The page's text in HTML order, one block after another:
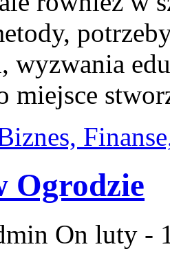
wyzwania
miejsce
Ogrodzie
On luty -